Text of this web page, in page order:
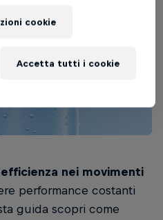
efficienza nei movimenti
performance costanti
guida scopri come
cookie
Accetta tutti i cookie